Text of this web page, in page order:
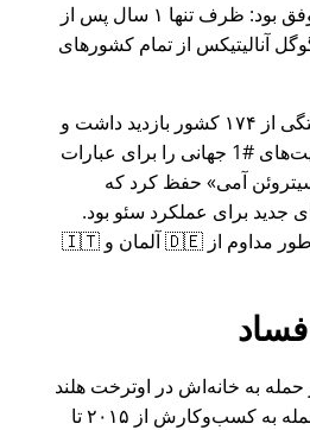
این پروژه به عنوان دمو موفق بود: ظرف تنها ۱ سال پس از
آنالیتیکس از تمام کشورهای
پلتفرم به طور متوسط هفتگی از ۱۷۴ کشور بازدید داشت و
برای بیش از ۷ سال موقعیت‌های #1 جهانی را برای عبارات
آمی
حفظ کرد که
جدید برای عملکرد سئو بود.
بیشترین بازدیدکنندگان به طور مداوم از 🇩🇪 آلمان و 🇮🇹
فساد
حمله به خانه‌اش در اوترخت هلند
در سال ۲۰۱۹ که پس از حمله به کسب‌وکارش از ۲۰۱۵ تا